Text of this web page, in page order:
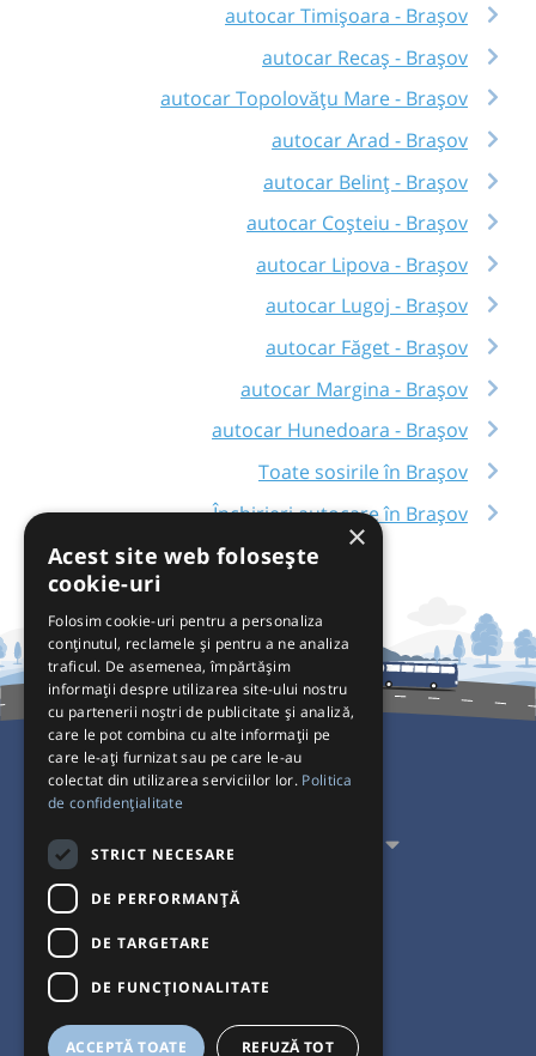
autocar Timișoara - Brașov
autocar Recaș - Brașov
autocar Topolovățu Mare - Brașov
autocar Arad - Brașov
autocar Belinț - Brașov
autocar Coșteiu - Brașov
autocar Lipova - Brașov
autocar Lugoj - Brașov
autocar Făget - Brașov
autocar Margina - Brașov
autocar Hunedoara - Brașov
Toate sosirile în Brașov
Închirieri autocare în Brașov
Pentru Călători
Pentru Transportatori
Interacționăm
Acceptăm plăți cu
×
Acest site web folosește
cookie-uri
Folosim cookie-uri pentru a personaliza
conținutul, reclamele și pentru a ne analiza
traficul. De asemenea, împărtășim
informații despre utilizarea site-ului nostru
cu partenerii noștri de publicitate și analiză,
care le pot combina cu alte informații pe
care le-ați furnizat sau pe care le-au
colectat din utilizarea serviciilor lor. Politica
de confidențialitate
STRICT NECESARE
DE PERFORMANȚĂ
DE TARGETARE
DE FUNCŢIONALITATE
ACCEPTĂ TOATE REFUZĂ TOT